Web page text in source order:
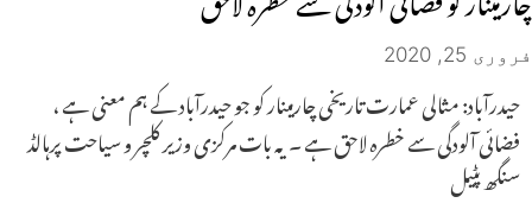
فروری 25, 2020
حیدرآباد: مثالی عمارت تاریخی چارمینار کو جو حیدرآباد کے ہم معنی ہے ،
فضائی آلودگی سے خطرہ لاحق ہے ۔ یہ بات مرکزی وزیر کلچر و سیاحت پرہالڈ
سنگھ پٹیل